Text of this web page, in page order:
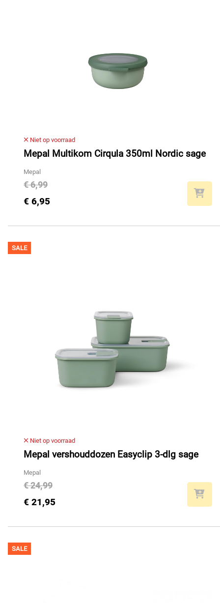
Niet op voorraad
Mepal Multikom Cirqula 350ml Nordic sage
Mepal
€ 6,99
€ 6,95
SALE
Niet op voorraad
Mepal vershouddozen Easyclip 3-dlg sage
Mepal
€ 24,99
€ 21,95
SALE